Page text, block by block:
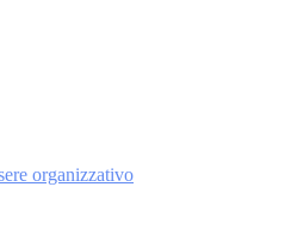
organizzativo